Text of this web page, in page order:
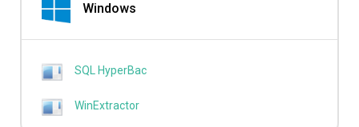
Windows
SQL HyperBac
WinExtractor